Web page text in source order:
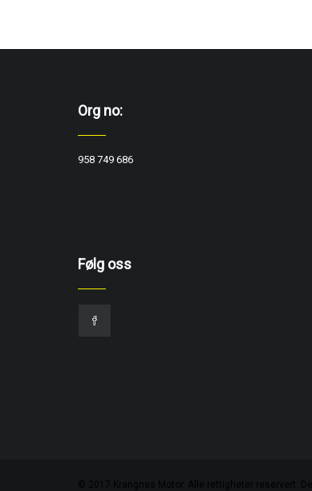
Org no:
958 749 686
Følg oss
© 2017 Krangnes Motor. Alle rettigheter reservert.